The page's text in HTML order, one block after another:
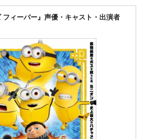
フィーバー』声優・キャスト・出演者